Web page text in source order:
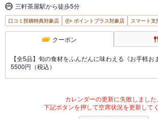
三軒茶屋駅から徒歩5分
口コミ投稿特典対象店 ポイントプラス対象店 スマート支
クーポン
【全5品】旬の食材をふんだんに味わえる《お手軽お
5500円（税込）
カレンダーの更新に失敗しました。
下記ボタンを押して空席状況を更新してく